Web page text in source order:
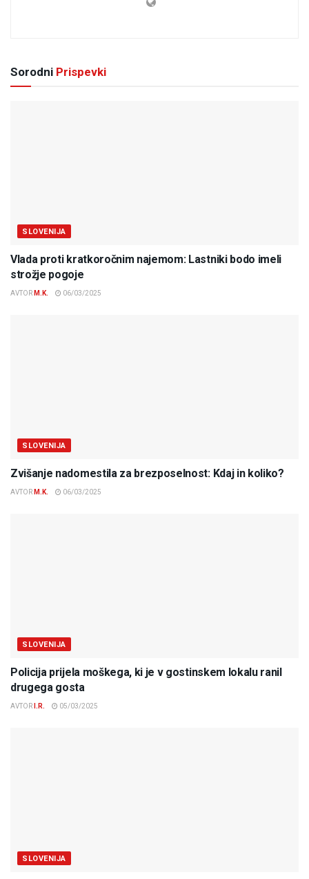
Sorodni Prispevki
SLOVENIJA
Vlada proti kratkoročnim najemom: Lastniki bodo imeli
strožje pogoje
AVTOR M.K. 06/03/2025
SLOVENIJA
Zvišanje nadomestila za brezposelnost: Kdaj in koliko?
AVTOR M.K. 06/03/2025
SLOVENIJA
Policija prijela moškega, ki je v gostinskem lokalu ranil
drugega gosta
AVTOR I.R. 05/03/2025
SLOVENIJA